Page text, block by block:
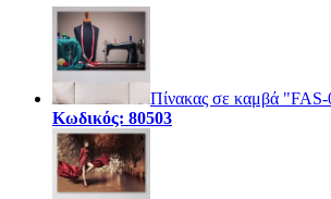
Πίνακας σε καμβά
Κωδικός: 80503